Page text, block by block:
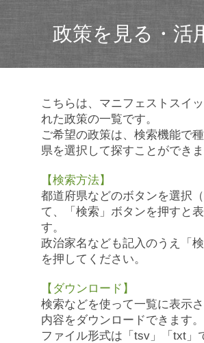
政策を見る・活
こちらは、マニフェストスイ
れた政策の一覧です。
ご希望の政策は、検索機能で
県を選択して探すことができま
【検索方法】
都道府県などのボタンを選択
て、「検索」ボタンを押すと
す。
政治家名なども記入のうえ「
を押してください。
【ダウンロード】
検索などを使って一覧に表示
内容をダウンロードできます。
ファイル形式は「tsv」「txt」